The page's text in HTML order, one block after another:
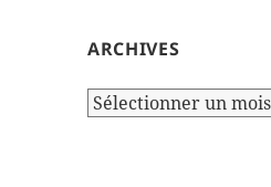
ARCHIVES
Archives